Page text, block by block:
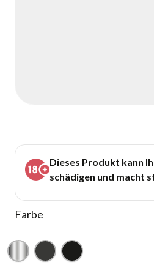
Dieses Produkt kann
schädigen und macht
Farbe
Chrom GunmetalSchwarz